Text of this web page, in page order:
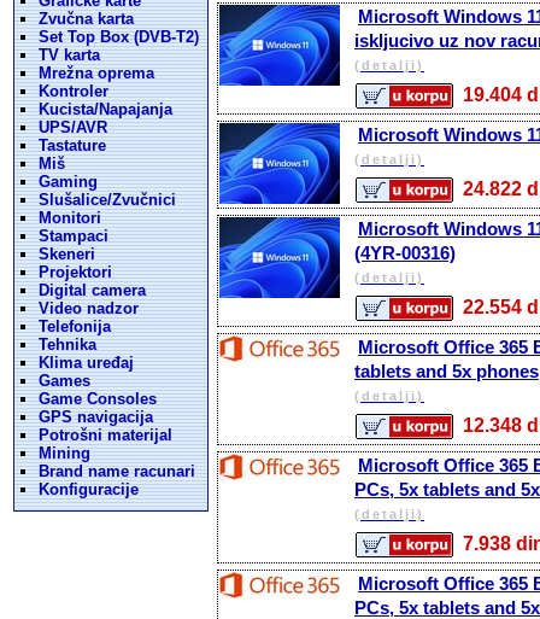
Zvučna karta
Set Top Box (DVB-T2)
TV karta
Mrežna oprema
Kontroler
Kucista/Napajanja
UPS/AVR
Tastature
Miš
Gaming
Slušalice/Zvučnici
Monitori
Stampaci
Skeneri
Projektori
Digital camera
Video nadzor
Telefonija
Tehnika
Klima uređaj
Games
Game Consoles
GPS navigacija
Potrošni materijal
Mining
Brand name racunari
Konfiguracije
Microsoft Windows
iskljucivo uz nov
(detalji)
Microsoft Windows
(detalji)
Microsoft Windows
(4YR-00316)
(detalji)
Microsoft Office 365
tablets and 5x phones
(detalji)
Microsoft Office 365
PCs, 5x tablets and
(detalji)
7.938
Microsoft Office 365
PCs, 5x tablets and